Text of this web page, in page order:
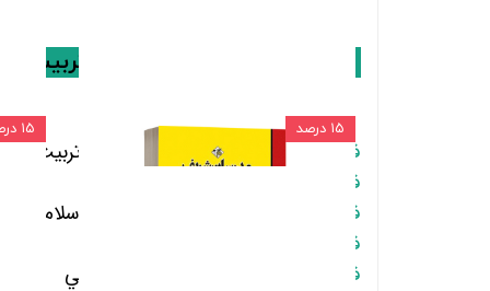
تعلیم و تربیت
فصل اول :
تعاريف و مفاهيم تعليم و تربيت
فصل دوم :
فصل سوم :
ويژگي هاي نظام تربيتي اسلام
فصل چهارم :
فصل پنجم :
اصول و روش هاي تربيتي
۱۵ درصد ۱۵ درصد